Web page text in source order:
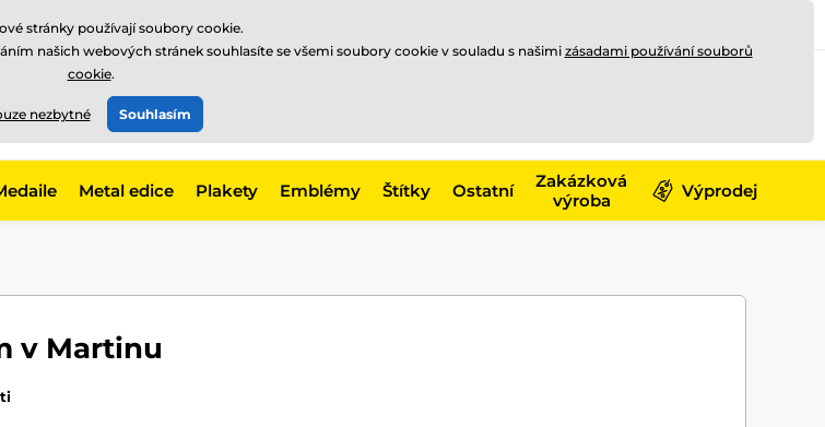
775 400 255
Zavolejte nám
Metal edice Plakety Emblémy Štítky Ostatní
Zakázková
výroba
Výprodej
v Martinu
stránky používají soubory cookie.
našich webových stránek souhlasíte se všemi soubory cookie v souladu s našimi zásadami používání souborů
cookie.
nezbytné Souhlasím